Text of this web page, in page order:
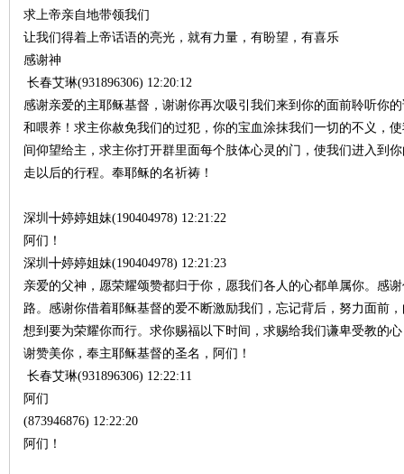
求上帝亲自地带领我们
让我们得着上帝话语的亮光，就有力量，有盼望，有喜乐
感谢神
长春艾琳(931896306) 12:20:12
感谢亲爱的主耶稣基督，谢谢你再次吸引我们来到你的面前聆听你
和喂养！求主你赦免我们的过犯，你的宝血涂抹我们一切的不义，
间仰望给主，求主你打开群里面每个肢体心灵的门，使我们进入到
走以后的行程。奉耶稣的名祈祷！
深圳╋婷婷姐妹(190404978) 12:21:22
阿们！
深圳╋婷婷姐妹(190404978) 12:21:23
亲爱的父神，愿荣耀颂赞都归于你，愿我们各人的心都单属你。感
路。感谢你借着耶稣基督的爱不断激励我们，忘记背后，努力面前
想到要为荣耀你而行。求你赐福以下时间，求赐给我们谦卑受教的
谢赞美你，奉主耶稣基督的圣名，阿们！
长春艾琳(931896306) 12:22:11
阿们
(873946876) 12:22:20
阿们！